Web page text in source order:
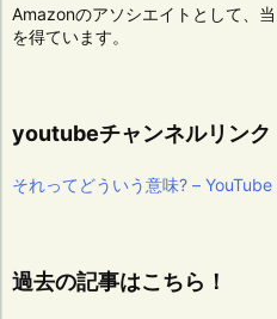
Amazonのアソシエイトとして、
を得ています。
youtubeチャンネルリンク
それってどういう意味? – YouTube
過去の記事はこちら！